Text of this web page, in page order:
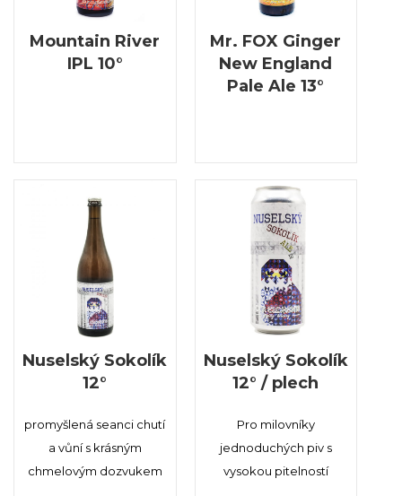
Mountain River
IPL 10°
Mr. FOX Ginger
New England
Pale Ale 13°
Nuselský Sokolík
12°
promyšlená seanci chutí
a vůní s krásným
chmelovým dozvukem
Nuselský Sokolík
12° / plech
Pro milovníky
jednoduchých piv s
vysokou pitelností